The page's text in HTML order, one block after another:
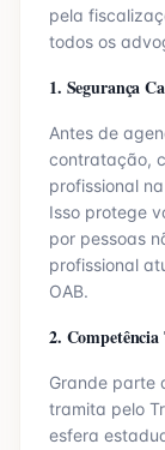
pela
todos os
1. Segurança
Antes de
contratação,
profissional
Isso protege
por pessoas
profissional
OAB.
2.
Grande parte
tramita pelo
esfera